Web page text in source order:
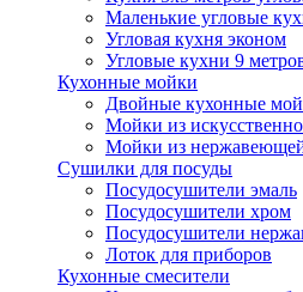
Маленькие угловые
Угловая кухня эконом
Угловые кухни 9
Кухонные мойки
Двойные кухонные
Мойки из
Мойки из
Сушилки для посуды
Посудосушители эмаль
Посудосушители хром
Посудосушители
Лоток для приборов
Кухонные смесители